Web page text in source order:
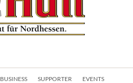
BUSINESS SUPPORTER EVENTS